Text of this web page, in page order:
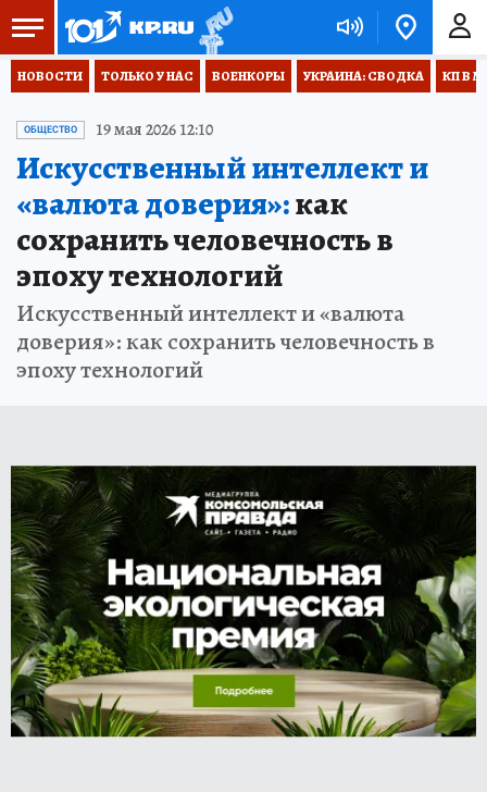
НОВОСТИ ТОЛЬКО У НАС ВОЕНКОРЫ УКРАИНА: СВОДКА КП В
ОБЩЕСТВО 19 мая 2026 12:10
Искусственный интеллект и
«валюта доверия»:как
сохранить человечность в
эпоху технологий
Искусственный интеллект и «валюта
доверия»: как сохранить человечность в
эпоху технологий